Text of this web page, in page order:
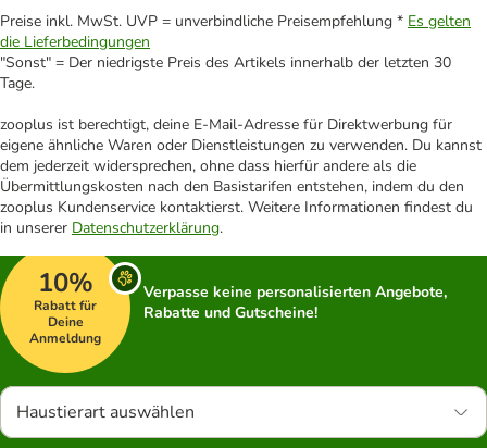
Preise inkl. MwSt. UVP = unverbindliche Preisempfehlung * Es gelten
die Lieferbedingungen
"Sonst" = Der niedrigste Preis des Artikels innerhalb der letzten 30
Tage.
zooplus ist berechtigt, deine E-Mail-Adresse für Direktwerbung für
eigene ähnliche Waren oder Dienstleistungen zu verwenden. Du kannst
dem jederzeit widersprechen, ohne dass hierfür andere als die
Übermittlungskosten nach den Basistarifen entstehen, indem du den
zooplus Kundenservice kontaktierst. Weitere Informationen findest du
in unserer Datenschutzerklärung.
10%
Rabatt für
Deine
Anmeldung
Verpasse keine personalisierten Angebote,
Rabatte und Gutscheine!
Haustierart auswählen